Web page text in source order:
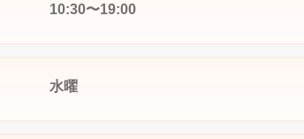
10:30〜19:00
水曜